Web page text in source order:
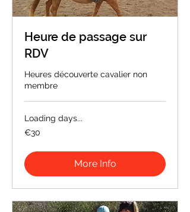
Heure de passage sur
RDV
Heures découverte cavalier non
membre
Loading days...
30
euros
€30
More Info